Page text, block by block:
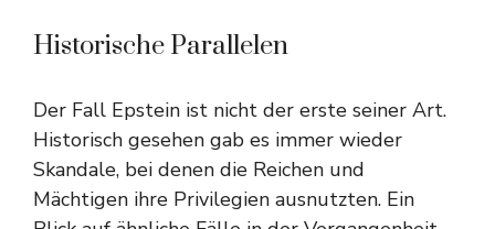
Historische Parallelen
Der Fall Epstein ist nicht der erste seiner Art.
Historisch gesehen gab es immer wieder
Skandale, bei denen die Reichen und
Mächtigen ihre Privilegien ausnutzten. Ein